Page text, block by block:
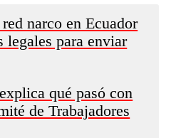
narco en Ecuador
legales para enviar
qué pasó con
de Trabajadores